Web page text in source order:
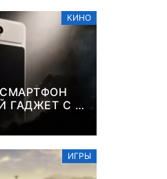
КИНО
СМАРТФОН
ГАДЖЕТ С E-
LCD-
ИГРЫ